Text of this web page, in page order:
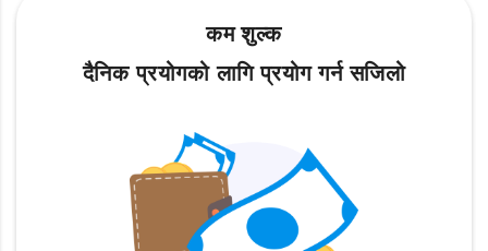
कम शुल्क
दैनिक प्रयोगको लागि प्रयोग गर्न सजिलो